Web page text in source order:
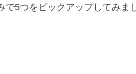
で5つをピックアップしてみま